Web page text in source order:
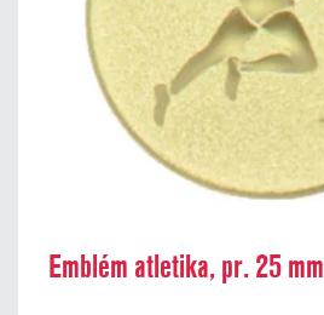
Emblém atletika, pr. 25 mm